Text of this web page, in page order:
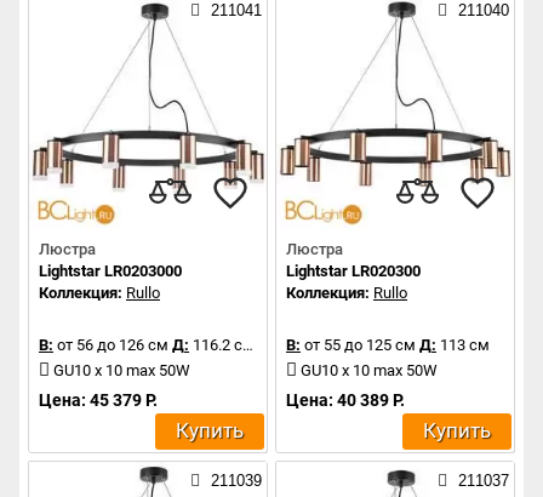
211041
Люстра
Lightstar LR0203000
Коллекция: Rullo
В: от 56 до 126 см Д: 116.2 см
GU10 x 10 max 50W
Цена: 45 379 Р.
Купить
211040
Люстра
Lightstar LR020300
Коллекция: Rullo
В: от 55 до 125 см Д: 113 см
GU10 x 10 max 50W
Цена: 40 389 Р.
Купить
211039 211037